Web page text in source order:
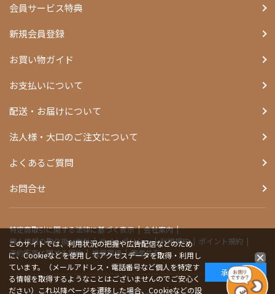
会員サービス特典
新規会員登録
お買い物ガイド
お支払いについて
配送・お届けについて
法人様・大口のご注文について
よくあるご質問
お問合せ
特定商取引に関する法律に基づく表示
会社案内
個人情報の取り扱い指針
サイトポリシー 利用規約
ポイント規約
予約販売に関する規約
推奨環境 画面共有
このサイトでは、利用状況の把握や広告配信などのため
に、Cookieなどを使用してアクセスデータを取得・利用し
ています。（メールアドレス・電話番号など個人を特定す
る情報を取得するようなことはございませんのでご安心く
ださい）これ以降ページを遷移した場合、Cookieなどの設
承諾する